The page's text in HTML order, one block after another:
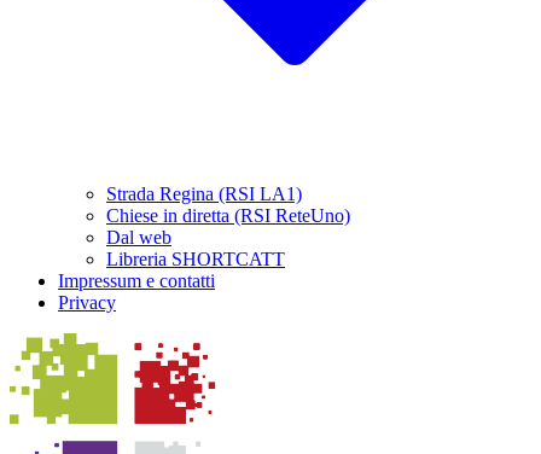
Strada Regina (RSI LA1)
Chiese in diretta (RSI ReteUno)
Dal web
Libreria SHORTCATT
Impressum e contatti
Privacy